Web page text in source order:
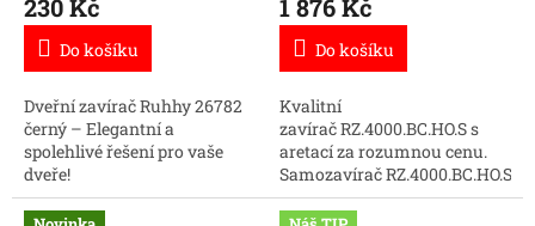
230 Kč
Do košíku
Dveřní zavírač Ruhhy 26782
černý – Elegantní a
spolehlivé řešení pro vaše
dveře!
1 876 Kč
Do košíku
Kvalitní
zavírač RZ.4000.BC.HO.S s
aretací za rozumnou cenu.
Samozavírač RZ.4000.BC.HO.S
se hodí na všechny typy
vstupních dveří.